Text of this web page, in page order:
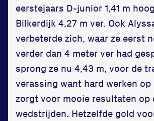
eerstejaars D-junior 1,41 m
Bilkerdijk 4,27 m ver. Ook
verbeterde zich, waar ze eerst
verder dan 4 meter ver had
sprong ze nu 4,43 m, voor de
verassing want hard werken
zorgt voor mooie resultaten op
wedstrijden. Hetzelfde gold